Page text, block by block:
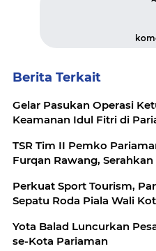
Berita Terkait
Gelar Pasukan Operasi
Keamanan Idul Fitri di
TSR Tim II Pemko
Furqan Rawang,
Perkuat Sport Tourism,
Sepatu Roda Piala Wali
Yota Balad Luncurkan
se-Kota Pariaman